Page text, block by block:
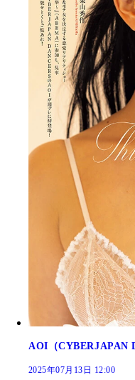
AOI（CYBERJAPAN
2025年07月13日 12:00